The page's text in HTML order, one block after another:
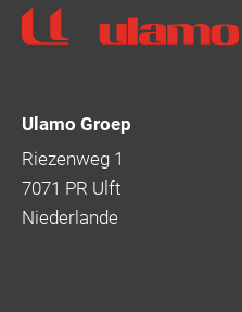
Ulamo Groep
Riezenweg 1
7071 PR Ulft
Niederlande